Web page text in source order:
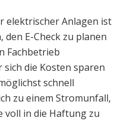
elektrischer Anlagen ist
E-Check zu planen
Fachbetrieb
die Kosten sparen
schnell
zu einem Stromunfall,
voll in die Haftung zu